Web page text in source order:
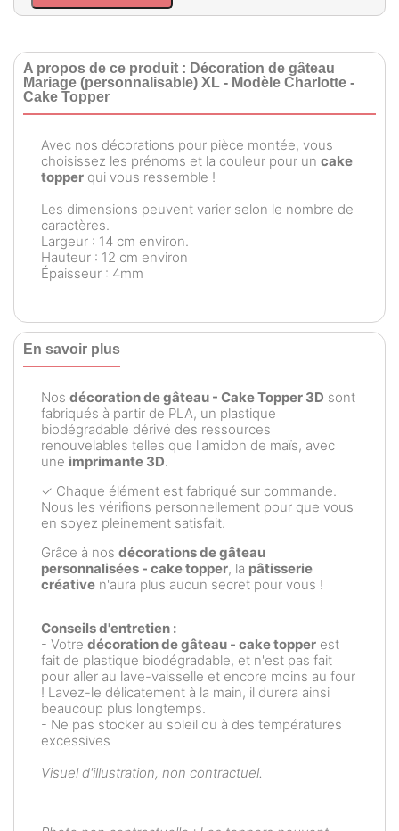
A propos de ce produit : Décoration de gâteau
Mariage (personnalisable) XL - Modèle Charlotte -
Cake Topper
Avec nos décorations pour pièce montée, vous
choisissez les prénoms et la couleur pour un cake
topper qui vous ressemble !
Les dimensions peuvent varier selon le nombre de
caractères.
Largeur : 14 cm environ.
Hauteur : 12 cm environ
Épaisseur : 4mm
En savoir plus
Nos décoration de gâteau - Cake Topper 3D sont
fabriqués à partir de PLA, un plastique
biodégradable dérivé des ressources
renouvelables telles que l'amidon de maïs, avec
une imprimante 3D.
✓ Chaque élément est fabriqué sur commande.
Nous les vérifions personnellement pour que vous
en soyez pleinement satisfait.
Grâce à nos décorations de gâteau
personnalisées - cake topper, la pâtisserie
créative n'aura plus aucun secret pour vous !
Conseils d'entretien :
- Votre décoration de gâteau - cake topper est
fait de plastique biodégradable, et n'est pas fait
pour aller au lave-vaisselle et encore moins au four
! Lavez-le délicatement à la main, il durera ainsi
beaucoup plus longtemps.
- Ne pas stocker au soleil ou à des températures
excessives
Visuel d'illustration, non contractuel.